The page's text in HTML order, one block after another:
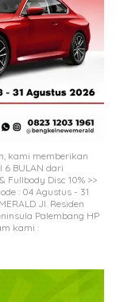
kami memberikan
6 BULAN dari
Fullbody Disc 10% >>
: 04 Agustus - 31
Jl. Residen
Palembang HP
kami :